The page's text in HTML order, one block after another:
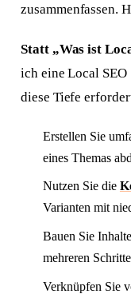
zusammenfassen.
Statt „Was ist
ich eine Local
diese Tiefe
Erstellen Sie
eines Themas
Nutzen Sie die
Varianten mit
Bauen Sie
mehreren
Verknüpfen Sie